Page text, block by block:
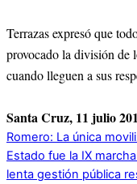
Terrazas expresó que
provocado la división de
cuando lleguen a sus
Santa Cruz, 11 julio
Romero: La única
Estado fue la IX
lenta gestión pública